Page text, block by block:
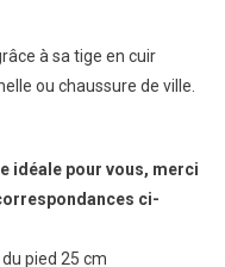
à sa tige en cuir
ou chaussure de ville.
idéale pour vous, merci
ci-
pied 25 cm